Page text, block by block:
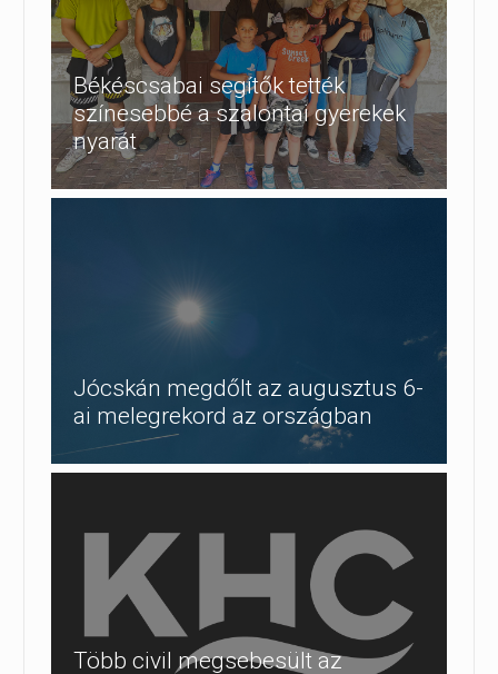
Békéscsabai segítők tették
színesebbé a szalontai gyerekek
nyarát
Jócskán megdőlt az augusztus 6-
ai melegrekord az országban
Több civil megsebesült az